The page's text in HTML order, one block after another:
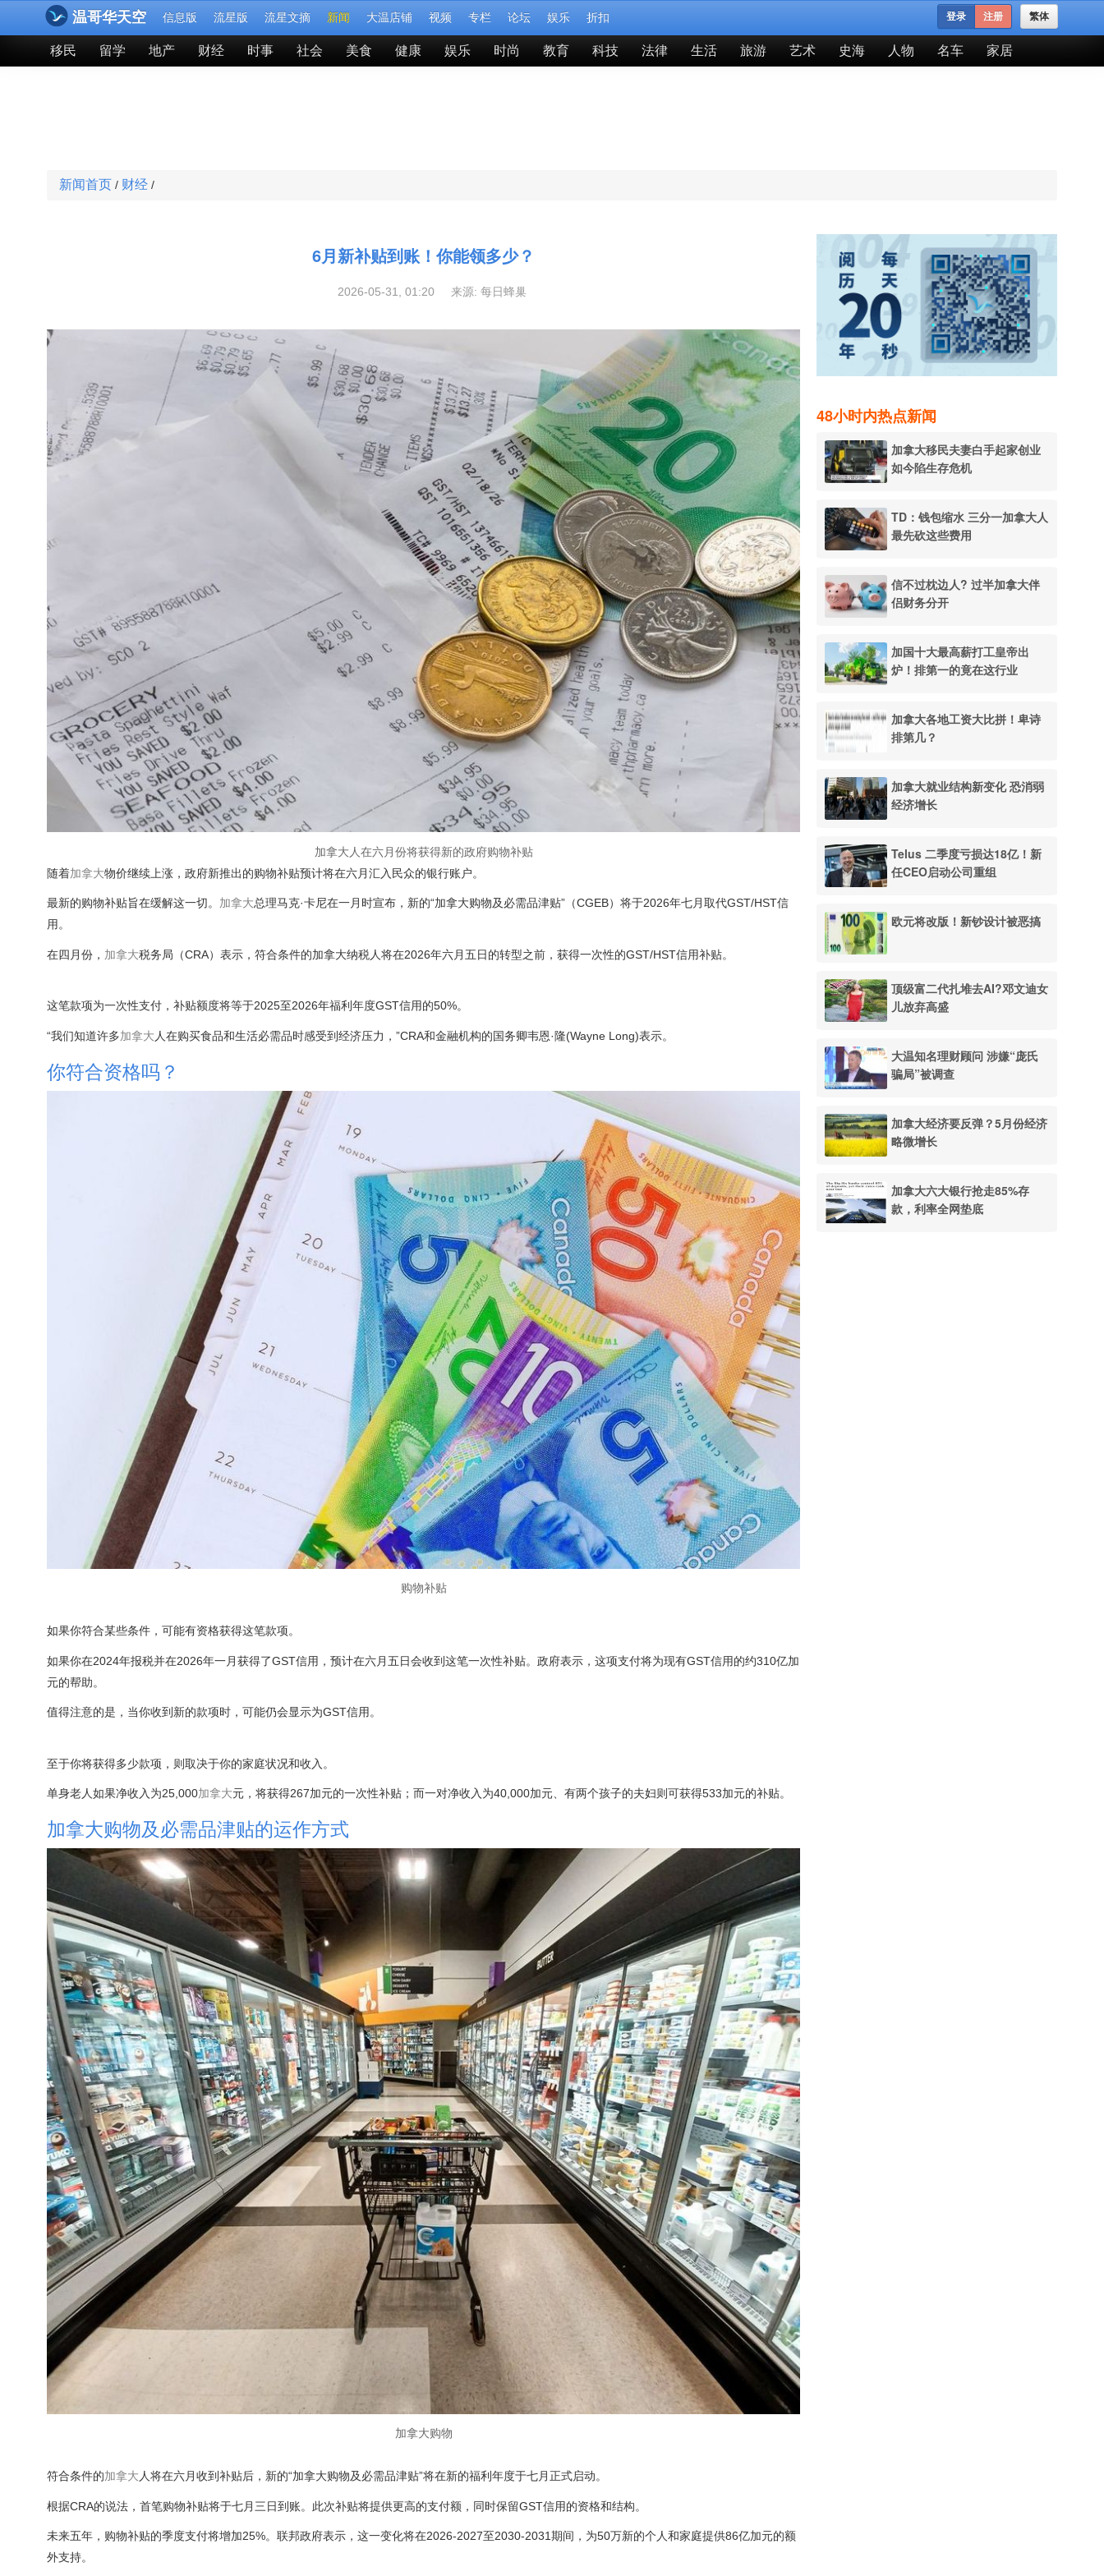
温哥华天空 信息版 流星版 流星文摘 新闻 大温店铺 视频 专栏 论坛 娱乐 折扣 繁体
登录 注册
移民 留学 地产 财经 时事 社会 美食 健康 娱乐 时尚 教育 科技 法律 生活 旅游 艺术 史海 人物 名车 家居
新闻首页 / 财经 /
6月新补贴到账！你能领多少？
2026-05-31, 01:20 来源: 每日蜂巢
加拿大人在六月份将获得新的政府购物补贴
随着加拿大物价继续上涨，政府新推出的购物补贴预计将在六月汇入民众的银行账户。
最新的购物补贴旨在缓解这一切。 加拿大总理马克·卡尼在一月时宣布，新的“加拿大购物及必需品津贴”（CGEB）将于2026年七月取代GST/HST信
用。
在四月份， 加拿大税务局（CRA）表示，符合条件的加拿大纳税人将在2026年六月五日的转型之前，获得一次性的GST/HST信用补贴。
这笔款项为一次性支付，补贴额度将等于2025至2026年福利年度GST信用的50%。
“我们知道许多加拿大 人在购买食品和生活必需品时感受到经济压力，”CRA和金融机构的国务卿韦恩·隆(Wayne Long)表示。
你符合资格吗？
购物补贴
如果你符合某些条件，可能有资格获得这笔款项。
如果你在2024年报税并在2026年一月获得了GST信用，预计在六月五日会收到这笔一次性补贴。政府表示，这项支付将为现有GST信用的约310亿加
元的帮助。
值得注意的是，当你收到新的款项时，可能仍会显示为GST信用。
至于你将获得多少款项，则取决于你的家庭状况和收入。
单身老人如果净收入为25,000加拿大元，将获得267加元的一次性补贴；而一对净收入为40,000加元、有两个孩子的夫妇则可获得533加元的补贴。
加拿大购物及必需品津贴的运作方式
加拿大购物
符合条件的加拿大人将在六月收到补贴后，新的“加拿大购物及必需品津贴”将在新的福利年度于七月正式启动。
根据CRA的说法，首笔购物补贴将于七月三日到账。此次补贴将提供更高的支付额，同时保留GST信用的资格和结构。
未来五年，购物补贴的季度支付将增加25%。联邦政府表示，这一变化将在2026-2027至2030-2031期间，为50万新的个人和家庭提供86亿加元的额
外支持。
48小时内热点新闻
加拿大移民夫妻白手起家创业
如今陷生存危机
TD：钱包缩水 三分一加拿大人
最先砍这些费用
信不过枕边人? 过半加拿大伴
侣财务分开
加国十大最高薪打工皇帝出
炉！排第一的竟在这行业
加拿大各地工资大比拼！卑诗
排第几？
加拿大就业结构新变化 恐消弱
经济增长
Telus 二季度亏损达18亿！新
任CEO启动公司重组
欧元将改版！新钞设计被恶搞
顶级富二代扎堆去AI?邓文迪女
儿放弃高盛
大温知名理财顾问 涉嫌“庞氏
骗局”被调查
加拿大经济要反弹？5月份经济
略微增长
加拿大六大银行抢走85%存
款，利率全网垫底